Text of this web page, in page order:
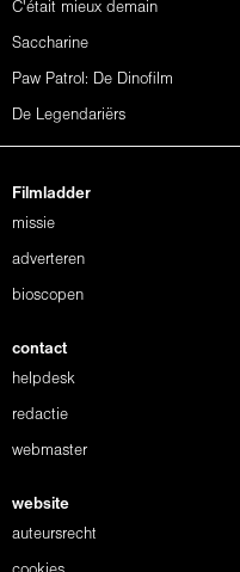
C'était mieux demain
Saccharine
Paw Patrol: De Dinofilm
De Legendariërs
Filmladder
missie
adverteren
bioscopen
contact
helpdesk
redactie
webmaster
website
auteursrecht